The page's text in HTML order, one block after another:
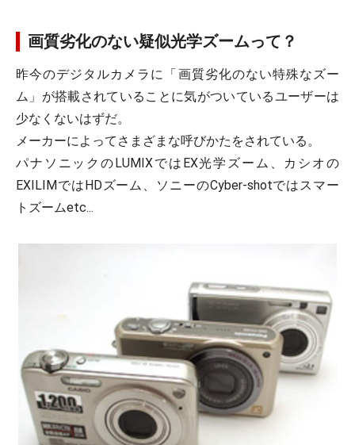
画質劣化のない疑似光学ズームって？
昨今のデジタルカメラに「画質劣化のない特殊なズー
ム」が搭載されていることに気がついているユーザーは
少なくないはずだ。
メーカーによってさまざまな呼びかたをされている。
パナソニックのLUMIXではEX光学ズーム、カシオの
EXILIMではHDズーム、ソニーのCyber-shotではスマー
トズームetc...